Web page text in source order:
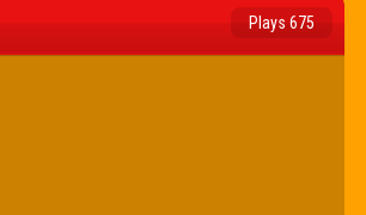
Plays 675